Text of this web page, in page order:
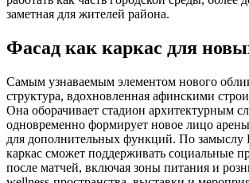
заметная для жителей района.
Фасад как каркас для
Самым узнаваемым элементом нового
структура, вдохновленная афинскими
Она оборачивает стадион архитектурным
одновременно формирует новое лицо арены
для дополнительных функций. По замыслу
каркас сможет поддерживать социальные
после матчей, включая зоны питания и